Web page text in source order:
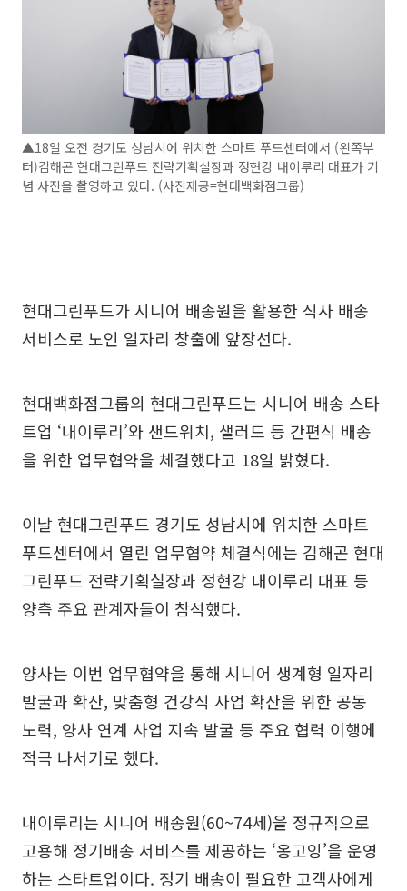
▲18일 오전 경기도 성남시에 위치한 스마트 푸드센터에서 (왼쪽부
터)김해곤 현대그린푸드 전략기획실장과 정현강 내이루리 대표가 기
념 사진을 촬영하고 있다. (사진제공=현대백화점그룹)
현대그린푸드가 시니어 배송원을 활용한 식사 배송
서비스로 노인 일자리 창출에 앞장선다.
현대백화점그룹의 현대그린푸드는 시니어 배송 스타
트업 ‘내이루리’와 샌드위치, 샐러드 등 간편식 배송
을 위한 업무협약을 체결했다고 18일 밝혔다.
이날 현대그린푸드 경기도 성남시에 위치한 스마트
푸드센터에서 열린 업무협약 체결식에는 김해곤 현대
그린푸드 전략기획실장과 정현강 내이루리 대표 등
양측 주요 관계자들이 참석했다.
양사는 이번 업무협약을 통해 시니어 생계형 일자리
발굴과 확산, 맞춤형 건강식 사업 확산을 위한 공동
노력, 양사 연계 사업 지속 발굴 등 주요 협력 이행에
적극 나서기로 했다.
내이루리는 시니어 배송원(60~74세)을 정규직으로
고용해 정기배송 서비스를 제공하는 ‘옹고잉’을 운영
하는 스타트업이다. 정기 배송이 필요한 고객사에게